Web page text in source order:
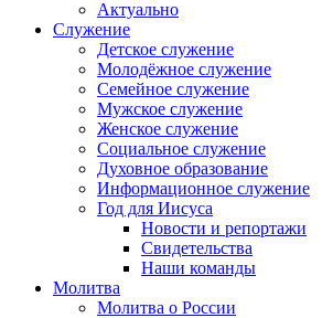
Актуально
Служение
Детское служение
Молодёжное служение
Семейное служение
Мужское служение
Женское служение
Социальное служение
Духовное образование
Информационное служение
Год для Иисуса
Новости и репортажи
Свидетельства
Наши команды
Молитва
Молитва о России